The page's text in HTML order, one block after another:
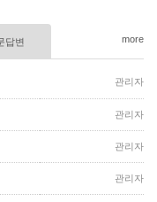
답변 more
관리자
관리자
관리자
관리자